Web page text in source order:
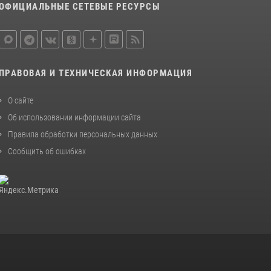
СЕТЕВЫЕ РЕСУРСЫ
ПРАВОВАЯ И ТЕХНИЧЕСКАЯ ИНФОРМАЦИЯ
О сайте
Об использовании информации сайта
Правила обработки персональных данных
Сообщить об ошибках